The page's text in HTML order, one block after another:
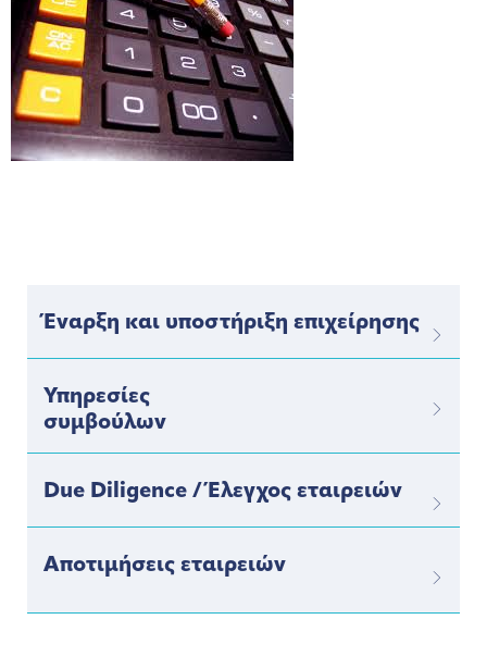
Έναρξη και υποστήριξη επιχείρησης
Υπηρεσίες
συμβούλων
Due Diligence / Έλεγχος εταιρειών
Αποτιμήσεις εταιρειών